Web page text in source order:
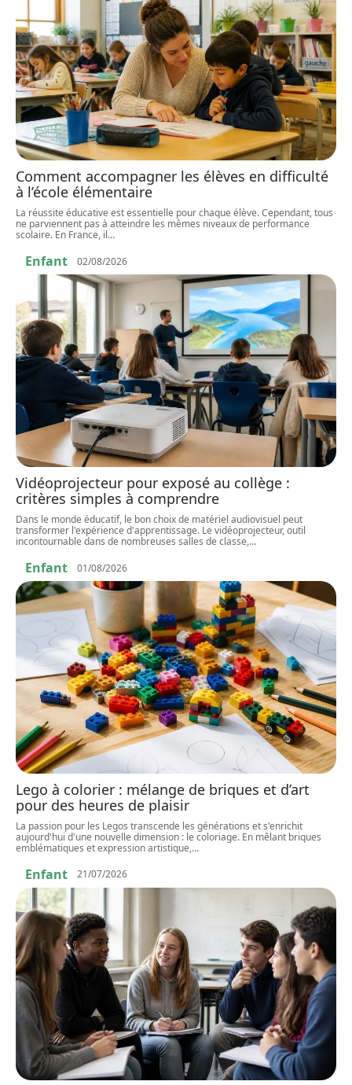
Comment accompagner les élèves en difficulté
à l’école élémentaire
La réussite éducative est essentielle pour chaque élève. Cependant, tous
ne parviennent pas à atteindre les mêmes niveaux de performance
scolaire. En France, il…
Enfant 02/08/2026
Vidéoprojecteur pour exposé au collège :
critères simples à comprendre
Dans le monde éducatif, le bon choix de matériel audiovisuel peut
transformer l'expérience d'apprentissage. Le vidéoprojecteur, outil
incontournable dans de nombreuses salles de classe,…
Enfant 01/08/2026
Lego à colorier : mélange de briques et d’art
pour des heures de plaisir
La passion pour les Legos transcende les générations et s'enrichit
aujourd'hui d'une nouvelle dimension : le coloriage. En mêlant briques
emblématiques et expression artistique,…
Enfant 21/07/2026